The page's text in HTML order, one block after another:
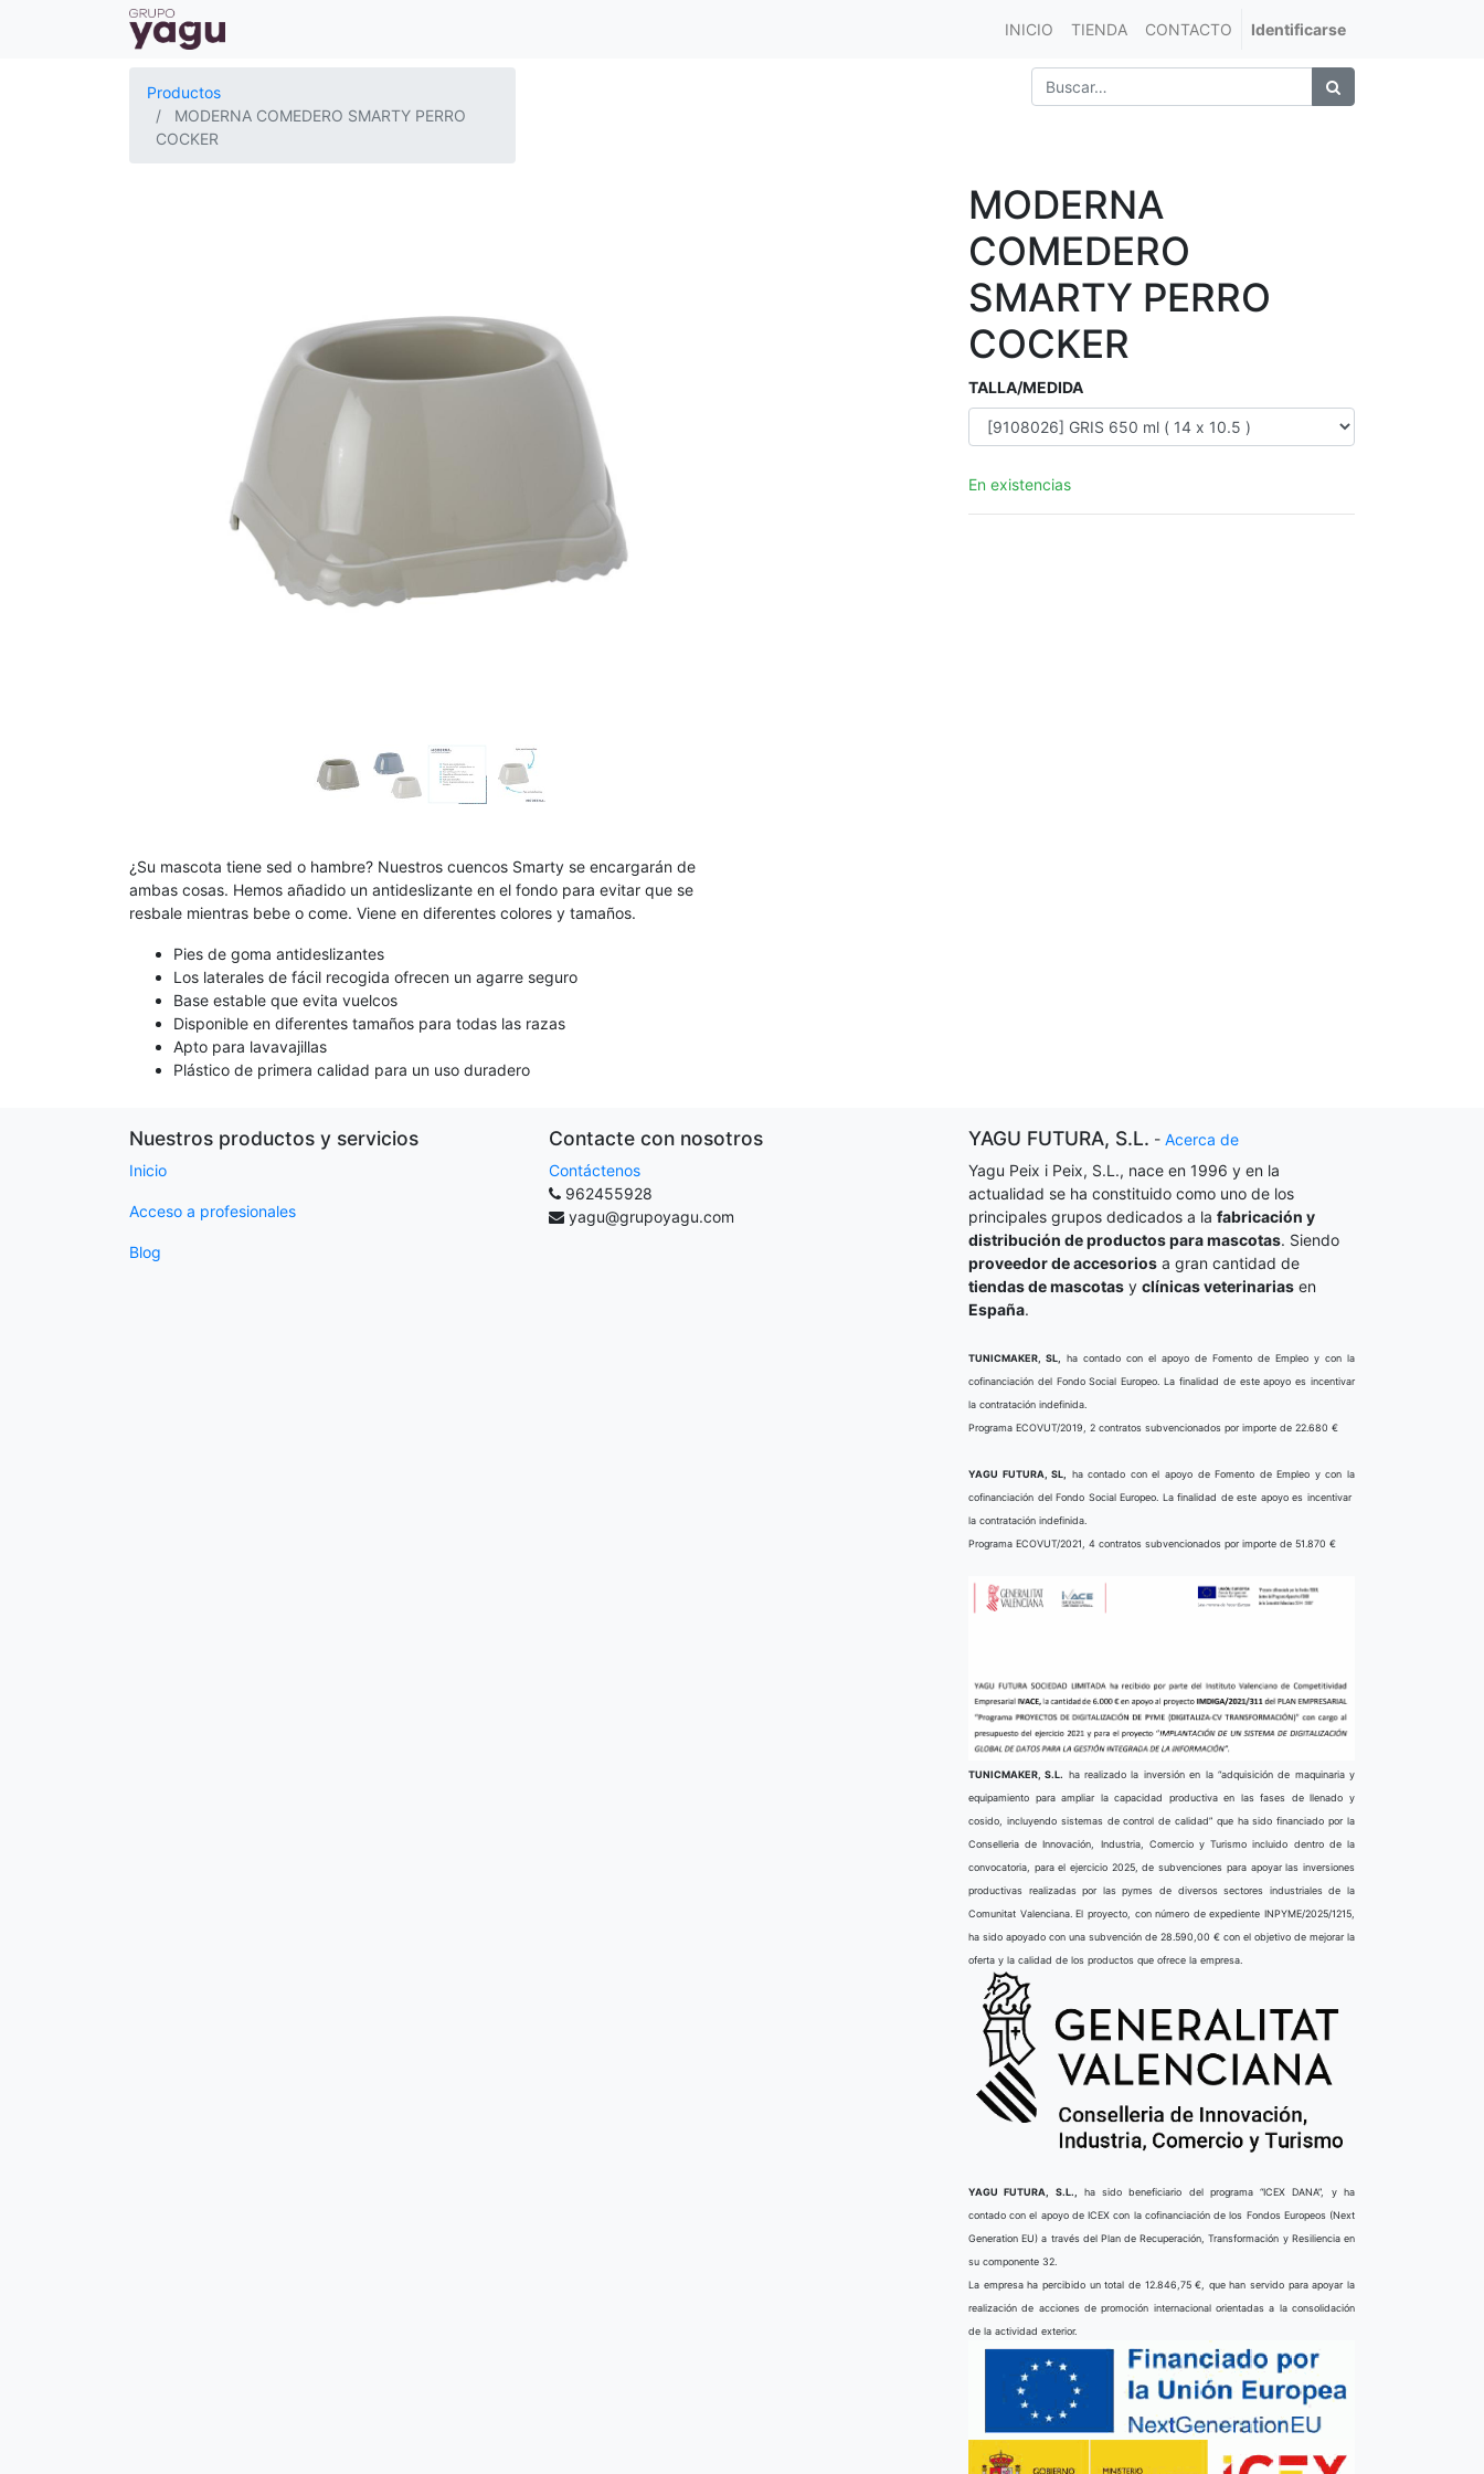
INICIO TIENDA CONTACTO Identificarse
Productos
MODERNA COMEDERO SMARTY PERRO
COCKER
¿Su mascota tiene sed o hambre? Nuestros cuencos Smarty se encargarán de
ambas cosas. Hemos añadido un antideslizante en el fondo para evitar que se
resbale mientras bebe o come. Viene en diferentes colores y tamaños.
Pies de goma antideslizantes
Los laterales de fácil recogida ofrecen un agarre seguro
Base estable que evita vuelcos
Disponible en diferentes tamaños para todas las razas
Apto para lavavajillas
Plástico de primera calidad para un uso duradero
MODERNA
COMEDERO
SMARTY PERRO
COCKER
TALLA/MEDIDA
En existencias
Nuestros productos y servicios
Inicio
Acceso a profesionales
Blog
Contacte con nosotros
Contáctenos
962455928
yagu@grupoyagu.com
YAGU FUTURA, S.L. - Acerca de
Yagu Peix i Peix, S.L., nace en 1996 y en la
actualidad se ha constituido como uno de los
principales grupos dedicados a la fabricación y
distribución de productos para mascotas. Siendo
proveedor de accesorios a gran cantidad de
tiendas de mascotas y clínicas veterinarias en
España.
TUNICMAKER, SL,
ha contado con el apoyo de Fomento de Empleo y con la
cofinanciación del Fondo Social Europeo. La finalidad de este apoyo es incentivar
la contratación indefinida.
Programa ECOVUT/2019, 2 contratos subvencionados por importe de 22.680 €
YAGU FUTURA, SL,
ha contado con el apoyo de Fomento de Empleo y con la
cofinanciación del Fondo Social Europeo. La finalidad de este apoyo es incentivar
la contratación indefinida.
Programa ECOVUT/2021, 4 contratos subvencionados por importe de 51.870 €
TUNICMAKER, S.L. ha realizado la inversión en la “adquisición de maquinaria y
equipamiento para ampliar la capacidad productiva en las fases de llenado y
cosido, incluyendo sistemas de control de calidad” que ha sido financiado por la
Conselleria de Innovación, Industria, Comercio y Turismo incluido dentro de la
convocatoria, para el ejercicio 2025, de subvenciones para apoyar las inversiones
productivas realizadas por las pymes de diversos sectores industriales de la
Comunitat Valenciana. El proyecto, con número de expediente INPYME/2025/1215,
ha sido apoyado con una subvención de 28.590,00 € con el objetivo de mejorar la
oferta y la calidad de los productos que ofrece la empresa.
YAGU FUTURA, S.L.,
ha sido beneficiario del programa “ICEX DANA”, y ha
contado con el apoyo de ICEX con la cofinanciación de los Fondos Europeos (Next
Generation EU) a través del Plan de Recuperación, Transformación y Resiliencia en
su componente 32.
La empresa ha percibido un total de 12.846,75 €, que han servido para apoyar la
realización de acciones de promoción internacional orientadas a la consolidación
de la actividad exterior.